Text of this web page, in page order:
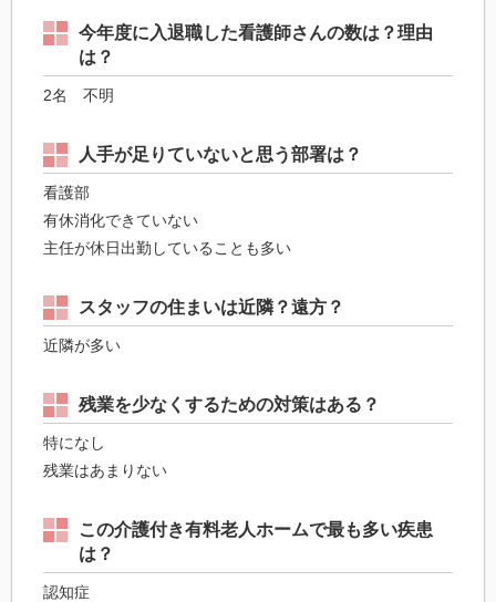
今年度に入退職した看護師さんの数は？理由
は？
2名 不明
人手が足りていないと思う部署は？
看護部
有休消化できていない
主任が休日出勤していることも多い
スタッフの住まいは近隣？遠方？
近隣が多い
残業を少なくするための対策はある？
特になし
残業はあまりない
この介護付き有料老人ホームで最も多い疾患
は？
認知症